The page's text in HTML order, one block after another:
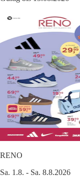
RENO
Sa. 1.8. - Sa. 8.8.2026